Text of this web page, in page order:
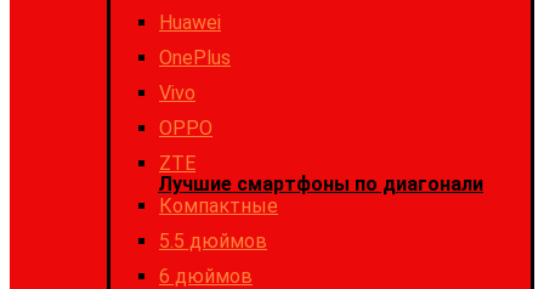
Huawei
OnePlus
Vivo
OPPO
ZTE
Лучшие смартфоны по диагонали
Компактные
5.5 дюймов
6 дюймов